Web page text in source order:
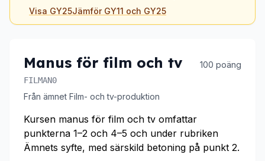
Visa GY25Jämför GY11 och GY25
Manus för film och tv 100 poäng
FILMAN0
Från ämnet Film- och tv-produktion
Kursen manus för film och tv omfattar
punkterna 1–2 och 4–5 och under rubriken
Ämnets syfte, med särskild betoning på punkt 2.